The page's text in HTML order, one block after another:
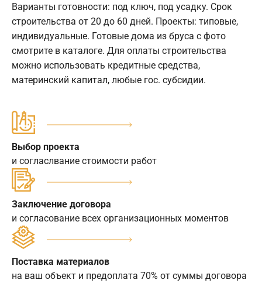
Варианты готовности: под ключ, под усадку. Срок
строительства от 20 до 60 дней. Проекты: типовые,
индивидуальные. Готовые дома из бруса с фото
смотрите в каталоге. Для оплаты строительства
можно использовать кредитные средства,
материнский капитал, любые гос. субсидии.
Выбор проекта
и согласлвание стоимости работ
Заключение договора
и согласование всех организационных моментов
Поставка материалов
на ваш объект и предоплата 70% от суммы договора